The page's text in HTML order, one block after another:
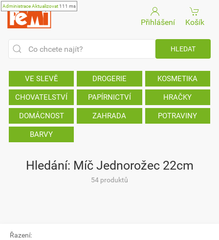
AdministraceAktualizovat111 ms
Přihlášení Košík
VE SLEVĚ DROGERIE KOSMETIKA
CHOVATELSTVÍ PAPÍRNICTVÍ HRAČKY
DOMÁCNOST ZAHRADA POTRAVINY
BARVY
Hledání: Míč Jednorožec 22cm
54 produktů
Řazení: